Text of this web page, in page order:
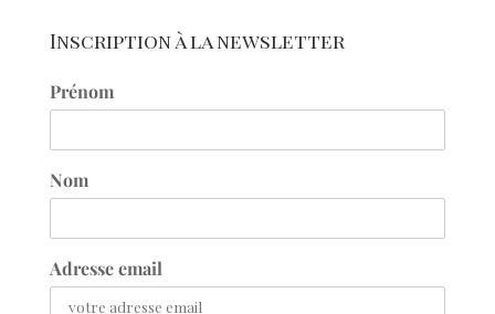
Inscription à la newsletter
Prénom
Nom
Adresse email